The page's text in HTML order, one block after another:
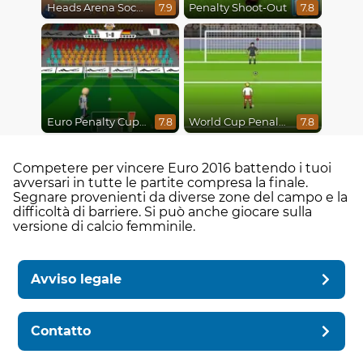
Heads Arena Soccer All Stars 7.9 Penalty Shoot-Out 7.8
Euro Penalty Cup 2021 7.8 World Cup Penalty 2018 7.8
Competere per vincere Euro 2016 battendo i tuoi
avversari in tutte le partite compresa la finale.
Segnare provenienti da diverse zone del campo e la
difficoltà di barriere. Si può anche giocare sulla
versione di calcio femminile.
Avviso legale
Contatto